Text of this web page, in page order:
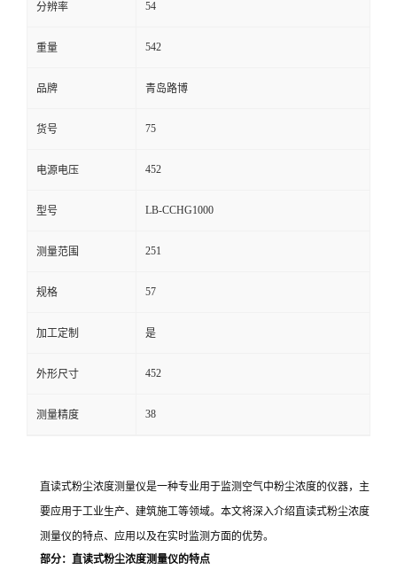
线
留
言
分辨率 54
重量 542
品牌 青岛路博
货号 75
电源电压 452
型号 LB-CCHG1000
测量范围 251
规格 57
加工定制 是
外形尺寸 452
测量精度 38
直读式粉尘浓度测量仪是一种专业用于监测空气中粉尘浓度的仪器，主
要应用于工业生产、建筑施工等领域。本文将深入介绍直读式粉尘浓度
测量仪的特点、应用以及在实时监测方面的优势。
部分：直读式粉尘浓度测量仪的特点